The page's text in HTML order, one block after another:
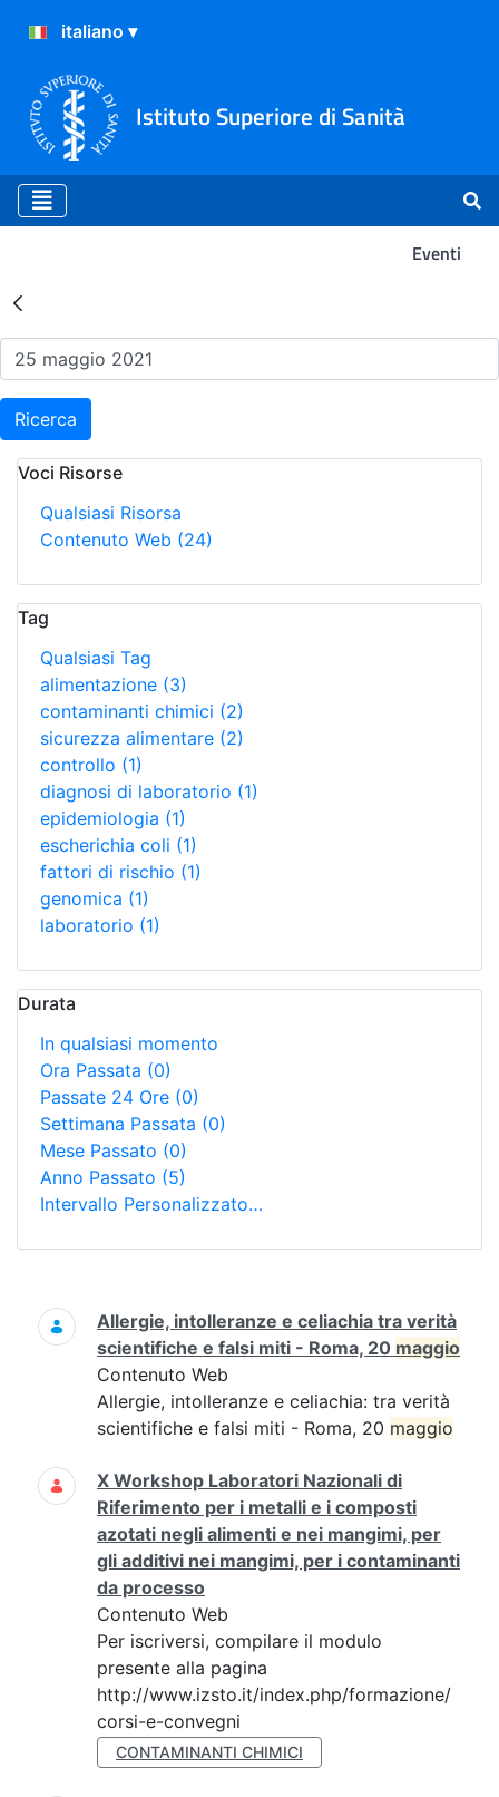
Istituto Superiore di Sanità
Eventi
Risultati della Ricerca -
Ricerca
Voci Risorse
Qualsiasi Risorsa
Contenuto Web (24)
Tag
Qualsiasi Tag
alimentazione (3)
contaminanti chimici (2)
sicurezza alimentare (2)
controllo (1)
diagnosi di laboratorio (1)
epidemiologia (1)
escherichia coli (1)
fattori di rischio (1)
genomica (1)
laboratorio (1)
Durata
In qualsiasi momento
Ora Passata (0)
Passate 24 Ore (0)
Settimana Passata (0)
Mese Passato (0)
Anno Passato (5)
Intervallo Personalizzato…
Ricerca
Allergie, intolleranze e celiachia tra verità
scientifiche e falsi miti - Roma, 20 maggio
Contenuto Web
Allergie, intolleranze e celiachia: tra verità
scientifiche e falsi miti - Roma, 20 maggio
X Workshop Laboratori Nazionali di
Riferimento per i metalli e i composti
azotati negli alimenti e nei mangimi, per
gli additivi nei mangimi, per i contaminanti
da processo
Contenuto Web
Per iscriversi, compilare il modulo
presente alla pagina
http://www.izsto.it/index.php/formazione/
corsi-e-convegni
CONTAMINANTI CHIMICI